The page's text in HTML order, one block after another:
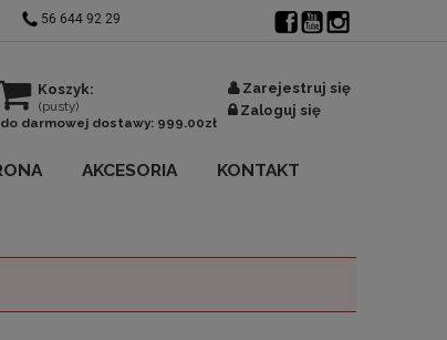
Zarejestruj się
Zaloguj się
Koszyk:
(pusty)
do darmowej dostawy: 999.00zł
AKCESORIA
KONTAKT
56 644 92 29